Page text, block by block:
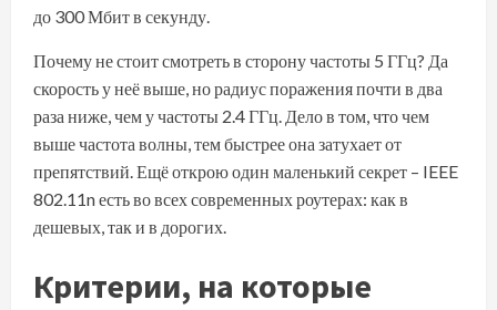
до 300 Мбит в секунду.
Почему не стоит смотреть в сторону частоты 5 ГГц? Да
скорость у неё выше, но радиус поражения почти в два
раза ниже, чем у частоты 2.4 ГГц. Дело в том, что чем
выше частота волны, тем быстрее она затухает от
препятствий. Ещё открою один маленький секрет – IEEE
802.11n есть во всех современных роутерах: как в
дешевых, так и в дорогих.
Критерии, на которые